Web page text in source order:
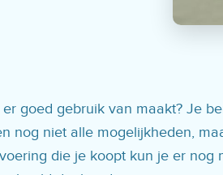
goed gebruik van maakt? Je
nog niet alle mogelijkheden,
die je koopt kun je er nog